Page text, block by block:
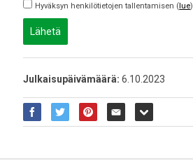
Hyväksyn henkilötietojen tallentamisen (lue)
Lähetä
Julkaisupäivämäärä: 6.10.2023